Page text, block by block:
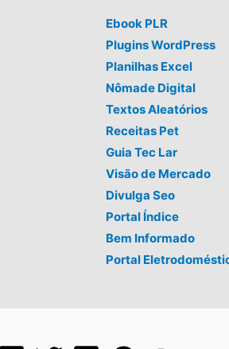
Ebook PLR
Plugins WordPress
Planilhas Excel
Nômade Digital
Textos Aleatórios
Receitas Pet
Guia Tec Lar
Visão de Mercado
Divulga Seo
Portal Índice
Bem Informado
Portal